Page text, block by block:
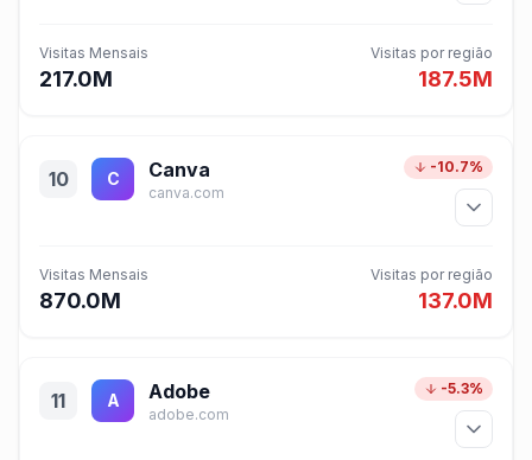
Visitas Mensais
217.0M
Visitas por região
187.5M
10 C Canva
canva.com
-10.7%
Visitas Mensais
870.0M
Visitas por região
137.0M
11 A Adobe
adobe.com
-5.3%